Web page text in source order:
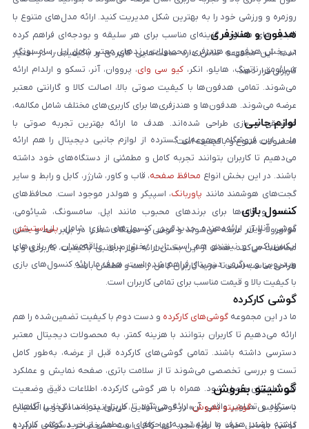
روزمره و ورزشی خود را به بهترین شکل مدیریت کنید. ارائه مدل‌های متنوع با
قابلیت‌های متفاوت، گزینه‌ای مناسب برای هر سلیقه و بودجه‌ای فراهم کرده
است. این مجموعه تلاش دارد ساعت‌هایی کاربردی و باکیفیت را در اختیار
کاربران قرار دهد.
هدفون و هندزفری
در بخش هدفون و هندزفری، محصولات برندهای معتبر شامل اپل، سامسونگ،
شیائومی، ناتینگ، هایلو، انکر، کیو سی وای، پرووان، آنر، تسکو و ارلدام ارائه
می‌شوند. تمامی هدفون‌ها با کیفیت صوتی بالا، اصالت کالا و گارانتی معتبر
عرضه می‌شوند. هدفون‌ها و هندزفری‌ها برای کاربری‌های مختلف شامل مکالمه،
موسیقی و بازی طراحی شده‌اند. هدف ما ارائه بهترین تجربه صوتی با
محصولات متنوع و باکیفیت است.
لوازم جانبی
ما در این فروشگاه مجموعه‌ای گسترده از لوازم جانبی دیجیتال را هم ارائه
می‌دهیم تا کاربران بتوانند تجربه کامل و مطمئنی از دستگاه‌های خود داشته
باشند. در این بخش انواع محافظ صفحه، قاب و کاور، شارژر، کابل و رابط و سایر
گجت‌های هوشمند مانند پاوربانک، اسپیکر و هولدر موجود است. محافظ‌های
صفحه و قاب‌ها برای برندهای محبوب مانند اپل، سامسونگ، شیائومی،
موتورولا و آنر عرضه می‌شوند و گوشی و دستگاه شما را در برابر خط و خش
محافظت می‌کنند. هدف از این بخش ارائه لوازم جانبی باکیفیت، کاربردی و با
طراحی مناسب است تا خرید کاربران کامل، راحت و مطمئن باشد.
کنسول بازی
گوشی آنلاین ارائه‌دهنده جدیدترین کنسول‌های بازی شامل پلی‌استیشن،
ایکس‌باکس و نینتندو هم است. این بخش برای علاقه‌مندان به بازی‌های
ویدیویی و سرگرمی دیجیتال فراهم شده است. هدف ما ارائه کنسول‌های بازی
با کیفیت بالا و قیمت مناسب برای تمامی کاربران است.
گوشی کارکرده
ما در این مجموعه گوشی‌های کارکرده و دست دوم با کیفیت تضمین‌شده را هم
ارائه می‌دهیم تا کاربران بتوانند با هزینه کمتر، به محصولات دیجیتال معتبر
دسترسی داشته باشند. تمامی گوشی‌های کارکرده قبل از عرضه، به‌طور کامل
تست و بررسی تخصصی می‌شوند تا از سلامت باتری، صفحه نمایش و عملکرد
فنی اطمینان حاصل شود. همراه با هر گوشی کارکرده، اطلاعات دقیق وضعیت
دستگاه و تصاویر واقعی آن ارائه می‌شود تا کاربران بتوانند انتخابی آگاهانه
داشته باشند. هدف ما ارائه تجربه‌ای حرفه‌ای و مطمئن از خرید گوشی کارکرده
گوشیتو بفروش
با سرویس «گوشیتو بفروش» در گوشی آنلاین، می‌توانید به‌سادگی و با اطمینان
گوشی موبایل خود را بفروشید. تنها کافی است مشخصات دستگاه، مدل و